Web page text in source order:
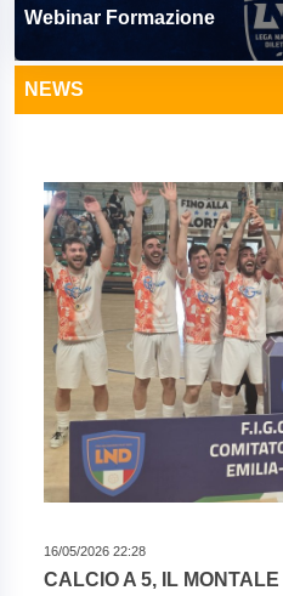
Webinar Formazione
NEWS
16/05/2026 22:28
CALCIO A 5, IL